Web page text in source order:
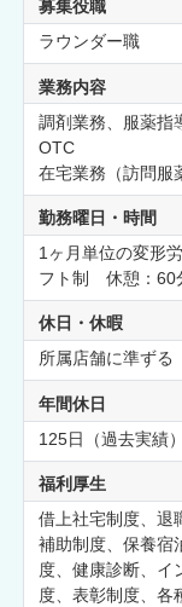
募集役職
ラウンダー職
業務内容
調剤業務、服薬指
OTC
在宅業務（訪問服
勤務曜日・時間
1ヶ月単位の変形
フト制 休憩：60
休日・休暇
所属店舗に準ずる
年間休日
125日（過去実績）
福利厚生
借上社宅制度、退
補助制度、保養宿
度、健康診断、イ
度、表彰制度、各